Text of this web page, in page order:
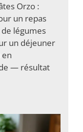
Orzo :
un repas
légumes
un déjeuner
— résultat